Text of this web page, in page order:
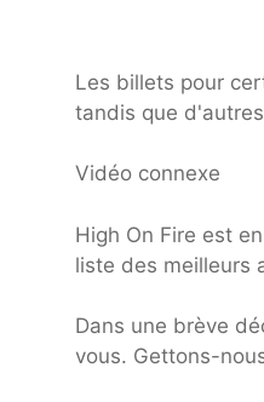
Les billets pour
tandis que
Vidéo connexe
High On Fire est
liste des meilleurs
Dans une brève
vous. Gettons-